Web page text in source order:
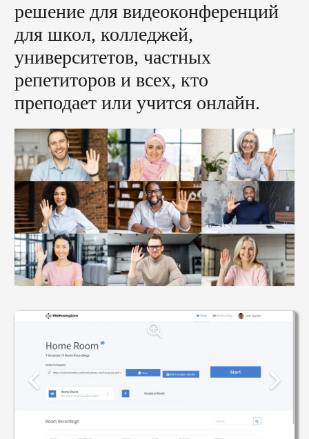
решение для видеоконференций
для школ, колледжей,
университетов, частных
репетиторов и всех, кто
преподает или учится онлайн.